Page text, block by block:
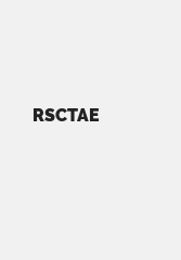
RSCTAE